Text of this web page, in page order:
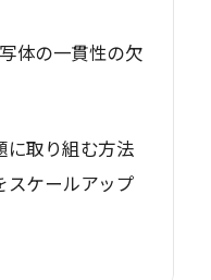
体の一貫性の欠
に取り組む方法
スケールアップ